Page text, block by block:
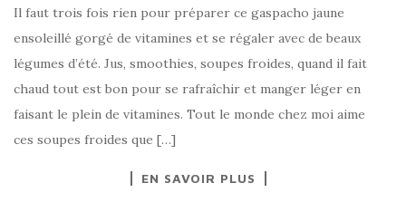
Il faut trois fois rien pour préparer ce gaspacho jaune
ensoleillé gorgé de vitamines et se régaler avec de beaux
légumes d’été. Jus, smoothies, soupes froides, quand il fait
chaud tout est bon pour se rafraîchir et manger léger en
faisant le plein de vitamines. Tout le monde chez moi aime
ces soupes froides que […]
EN SAVOIR PLUS